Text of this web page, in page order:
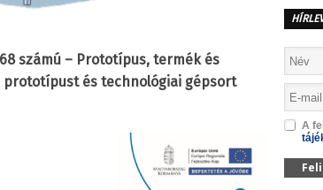
számú – Prototípus, termék és
és technológiai gépsort
A